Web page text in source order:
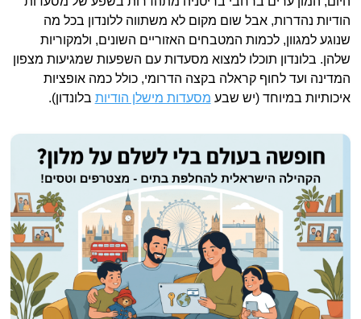
הודיות נהדרות, אבל שום מקום לא משתווה ללונדון בכל מה
שנוגע למגוון, לכמות המטבחים האזוריים השונים, ולמקוריות
שלהן. בלונדון תוכלו למצוא מסעדות עם השפעות שמגיעות מצפון
המדינה ועד לחוף קראלה בקצה הדרומי, כולל כמה אופציות
איכותיות במיוחד (יש שבע מסעדות מישלן הודיות בלונדון).